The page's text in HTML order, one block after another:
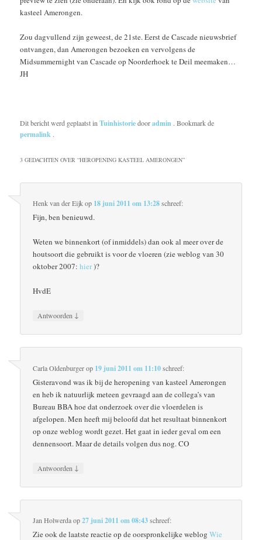
kasteel Amerongen.
Zou dagvullend zijn geweest, de 21ste. Eerst de Cascade nieuwsbrief
ontvangen, dan Amerongen bezoeken en vervolgens de
Midsummernight van Cascade op Noorderhoek te Deil meemaken…
JH
Dit bericht werd geplaatst inTuinhistoriedooradmin . Bookmark de
permalink .
3 GEDACHTEN OVER “HEROPENING KASTEEL AMERONGEN”
Henk van der Eijkop 18 juni 2011 om 13:28schreef:
Fijn, ben benieuwd.
Weten we binnenkort (of inmiddels) dan ook al meer over de
houtsoort die gebruikt is voor de vloeren (zie weblog van 30
oktober 2007:hier)?
HvdE
Antwoorden ↓
Carla Oldenburgerop 19 juni 2011 om 11:10schreef:
Gisteravond was ik bij de heropening van kasteel Amerongen
en heb ik natuurlijk meteen gevraagd aan de collega’s van
Bureau BBA hoe dat onderzoek over die vloerdelen is
afgelopen. Men heeft mij beloofd dat het resultaat binnenkort
op onze weblog wordt gezet. Het gaat in ieder geval om een
dennensoort. Maar de details volgen dus nog. CO
Antwoorden ↓
Jan Holwerdaop27 juni 2011 om 08:43schreef:
Zie ook de laatste reactie op de oorspronkelijke weblogWie